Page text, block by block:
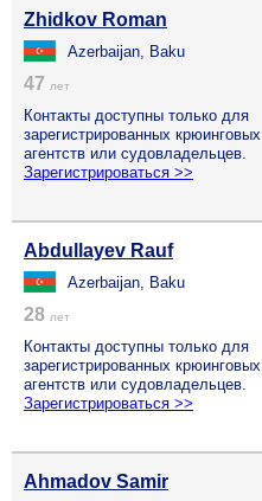
Zhidkov Roman
Azerbaijan, Baku
47 лет
Контакты доступны только для
зарегистрированных крюинговых
агентств или судовладельцев.
Зарегистрироваться >>
Abdullayev Rauf
Azerbaijan, Baku
28 лет
Контакты доступны только для
зарегистрированных крюинговых
агентств или судовладельцев.
Зарегистрироваться >>
Ahmadov Samir